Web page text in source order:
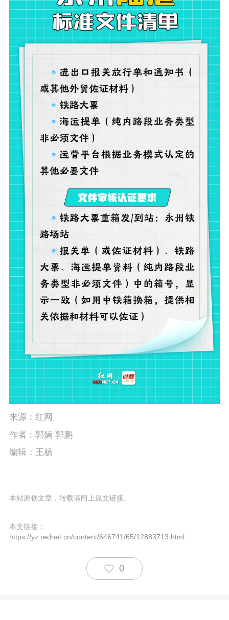
来源：红网
作者：郭婳 郭鹏
编辑：王杨
本站原创文章，转载请附上原文链接。
本文链接：
https://yz.rednet.cn/content/646741/65/12883713.html
0